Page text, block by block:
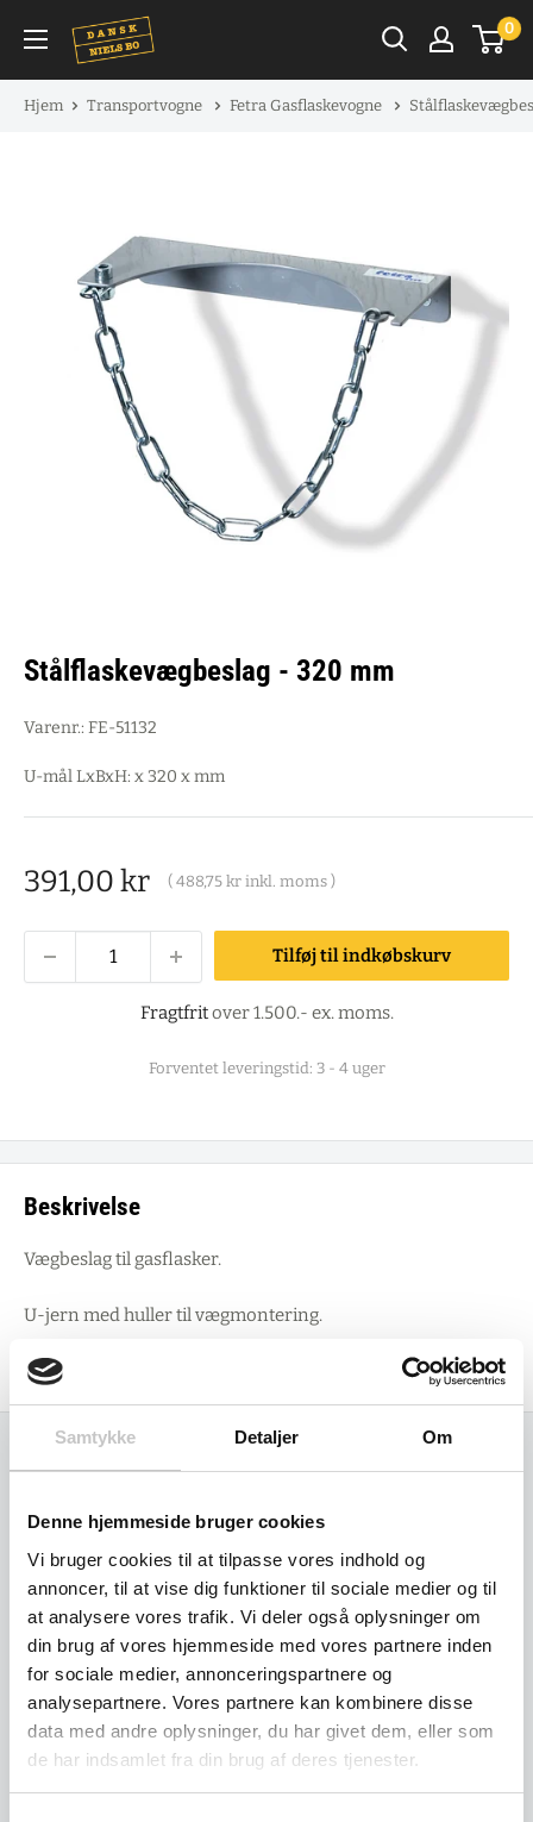
Samtykke Detaljer Om
Denne hjemmeside bruger cookies
Vi bruger cookies til at tilpasse vores indhold og
annoncer, til at vise dig funktioner til sociale medier og til
at analysere vores trafik. Vi deler også oplysninger om
din brug af vores hjemmeside med vores partnere inden
for sociale medier, annonceringspartnere og
analysepartnere. Vores partnere kan kombinere disse
data med andre oplysninger, du har givet dem, eller som
de har indsamlet fra din brug af deres tjenester.
indhold
0
Hjem Transportvogne Fetra Gasflaskevogne
Stålflaskevægbeslag - 320 mm
Varenr.: FE-51132
U-mål LxBxH: x 320 x mm
Salgspris
391,00 kr ( 488,75 kr inkl. moms )
Tilføj til indkøbskurv
Fragtfritover 1.500.- ex. moms.
Forventet leveringstid: 3 - 4 uger
Beskrivelse
Vægbeslag til gasflasker.
U-jern med huller til vægmontering.
1 bøjle. Kædesikring. Galvaniseret.